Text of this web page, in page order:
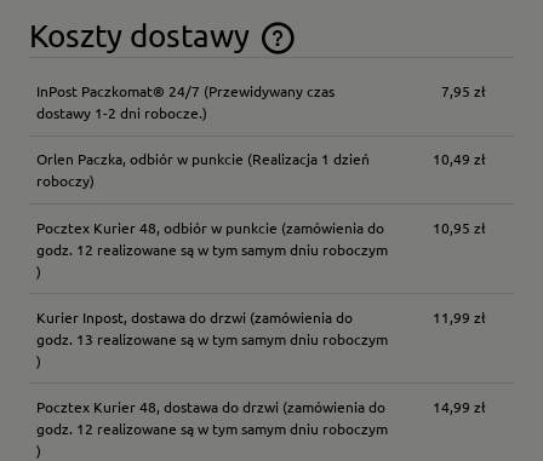
Koszty dostawy
Cena nie zawiera ewentualnych kosztów płatności
InPost Paczkomat® 24/7 (Przewidywany czas
dostawy 1-2 dni robocze.)
7,95 zł
Orlen Paczka, odbiór w punkcie (Realizacja 1 dzień
roboczy)
10,49 zł
Pocztex Kurier 48, odbiór w punkcie (zamówienia do
godz. 12 realizowane są w tym samym dniu roboczym
)
10,95 zł
Kurier Inpost, dostawa do drzwi (zamówienia do
godz. 13 realizowane są w tym samym dniu roboczym
)
11,99 zł
Pocztex Kurier 48, dostawa do drzwi (zamówienia do
godz. 12 realizowane są w tym samym dniu roboczym
)
14,99 zł